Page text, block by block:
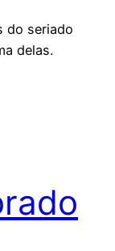
do seriado
delas.